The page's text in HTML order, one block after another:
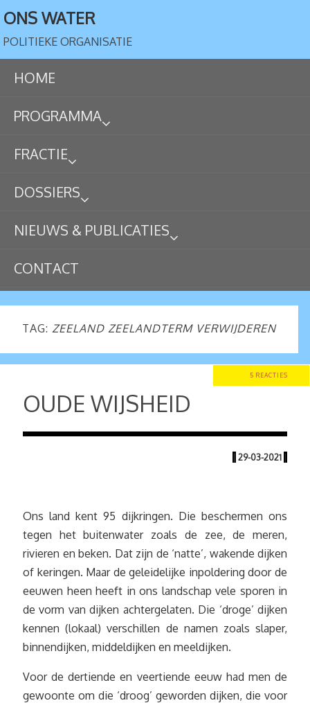
ONS WATER
POLITIEKE ORGANISATIE
HOME
PROGRAMMA
FRACTIE
DOSSIERS
NIEUWS & PUBLICATIES
CONTACT
TAG: ZEELAND ZEELANDTERM VERWIJDEREN
5 REACTIES
OUDE WIJSHEID
| 29-03-2021 |
Ons land kent 95 dijkringen. Die beschermen ons
tegen het buitenwater zoals de zee, de meren,
rivieren en beken. Dat zijn de ‘natte’, wakende dijken
of keringen. Maar de geleidelijke inpoldering door de
eeuwen heen heeft in ons landschap vele sporen in
de vorm van dijken achtergelaten. Die ‘droge’ dijken
kennen (lokaal) verschillen de namen zoals slaper,
binnendijken, middeldijken en meeldijken.
Voor de dertiende en veertiende eeuw had men de
gewoonte om die ‘droog’ geworden dijken, die voor